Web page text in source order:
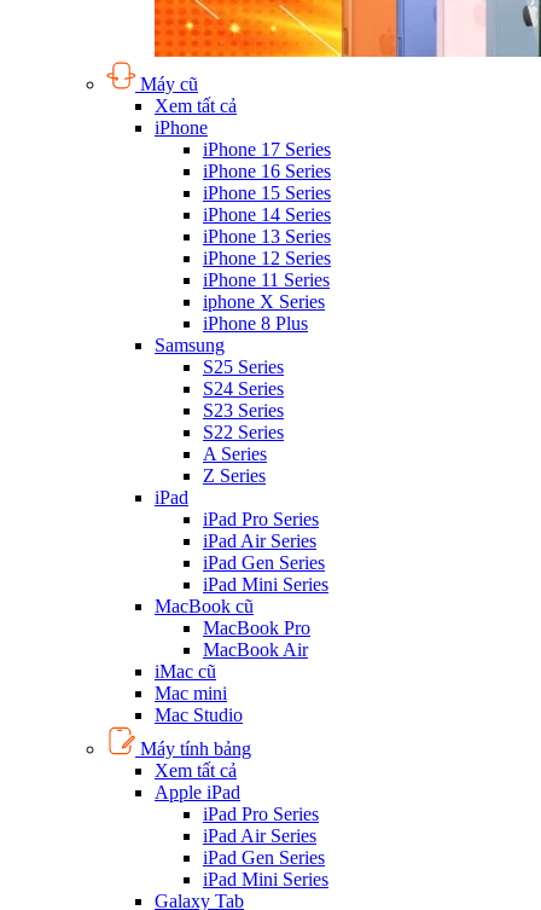
Máy cũ
Xem tất cả
iPhone
iPhone 17 Series
iPhone 16 Series
iPhone 15 Series
iPhone 14 Series
iPhone 13 Series
iPhone 12 Series
iPhone 11 Series
iphone X Series
iPhone 8 Plus
Samsung
S25 Series
S24 Series
S23 Series
S22 Series
A Series
Z Series
iPad
iPad Pro Series
iPad Air Series
iPad Gen Series
iPad Mini Series
MacBook cũ
MacBook Pro
MacBook Air
iMac cũ
Mac mini
Mac Studio
Máy tính bảng
Xem tất cả
Apple iPad
iPad Pro Series
iPad Air Series
iPad Gen Series
iPad Mini Series
Galaxy Tab